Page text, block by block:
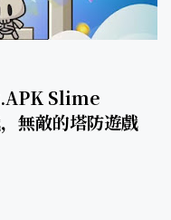
Slime
無敵的塔防遊戲